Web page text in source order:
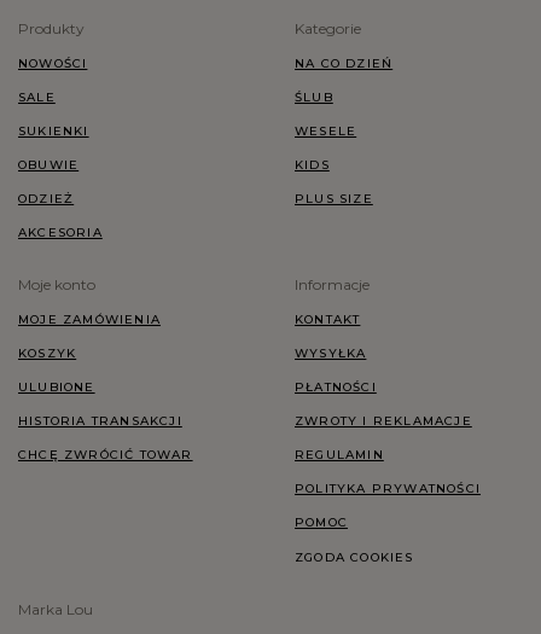
Produkty
NOWOŚCI
SALE
SUKIENKI
OBUWIE
ODZIEŻ
AKCESORIA
Kategorie
NA CO DZIEŃ
ŚLUB
WESELE
KIDS
PLUS SIZE
Moje konto
MOJE ZAMÓWIENIA
KOSZYK
ULUBIONE
HISTORIA TRANSAKCJI
CHCĘ ZWRÓCIĆ TOWAR
Informacje
KONTAKT
WYSYŁKA
PŁATNOŚCI
ZWROTY I REKLAMACJE
REGULAMIN
POLITYKA PRYWATNOŚCI
POMOC
ZGODA COOKIES
Marka Lou